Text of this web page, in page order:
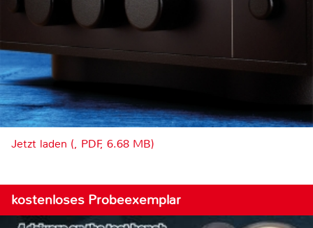
Jetzt laden (, PDF, 6.68 MB)
kostenloses Probeexemplar